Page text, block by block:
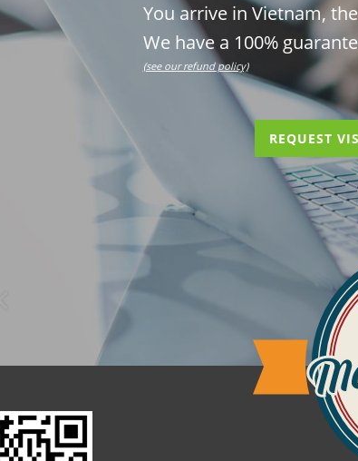
You arrive in Vietnam,
We have a 100%
(see our refund policy)
REQUEST